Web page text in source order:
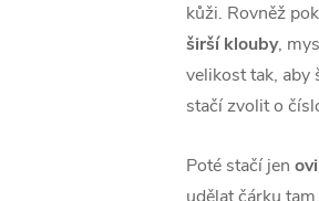
kůži. Rovněž
širší klouby,
velikost tak, aby
stačí zvolit o
Poté stačí jen